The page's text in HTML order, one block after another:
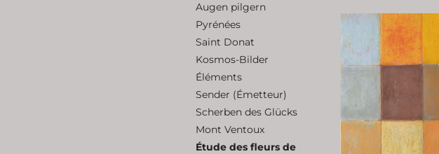
Augen pilgern
Pyrénées
Saint Donat
Kosmos-Bilder
Éléments
Sender (Émetteur)
Scherben des Glücks
Mont Ventoux
Étude des fleurs de